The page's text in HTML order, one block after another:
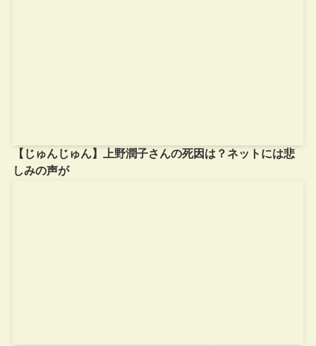
【じゅんじゅん】上野潤子さんの死因は？ネットには悲
しみの声が